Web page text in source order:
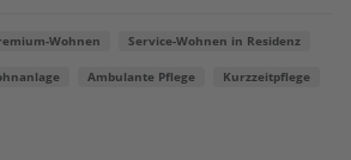
Wohnen Service-Wohnen in Residenz
Ambulante Pflege Kurzzeitpflege